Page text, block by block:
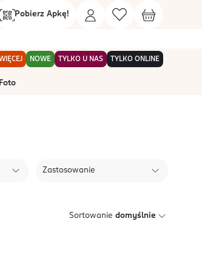
Pobierz Apkę!
NOWE TYLKO U NAS TYLKO ONLINE
Foto
Zastosowanie
Sortowanie domyślnie